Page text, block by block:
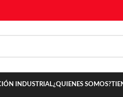
INDUSTRIAL¿QUIENES SOMOS?